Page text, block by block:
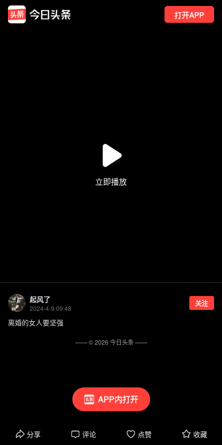
打开APP
APP内打开
起风了
2024-4-9 09:48
关注
离婚的女人要坚强
分享 评论 点赞 收藏
—— ©2026 今日头条——